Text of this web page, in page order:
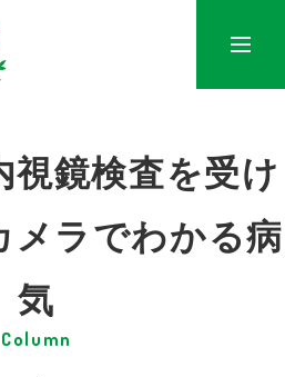
メニ
視鏡検査を受け
メラでわかる病
気